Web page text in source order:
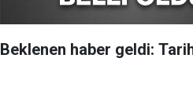
Beklenen haber geldi: